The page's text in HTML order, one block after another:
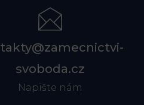
svoboda.cz
Napište nám